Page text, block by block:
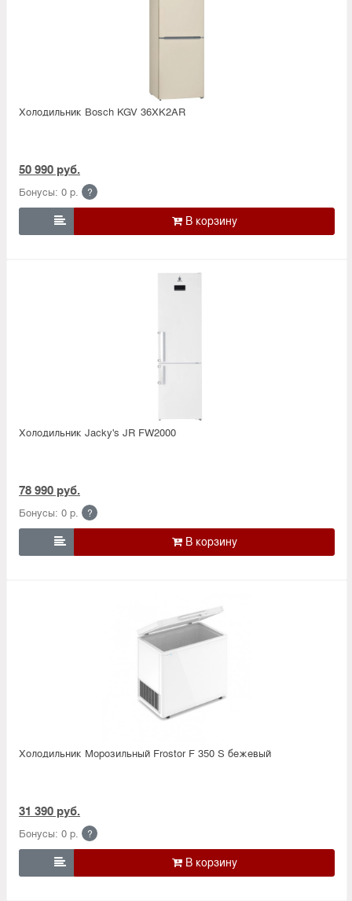
Холодильник Bosсh KGV 36XK2AR
50 990 руб.
Бонусы: 0 р. ?

Холодильник Jacky's JR FW2000
78 990 руб.
Бонусы: 0 р. ?

Холодильник Морозильный Frostor F 350 S бежевый
31 390 руб.
Бонусы: 0 р. ?
